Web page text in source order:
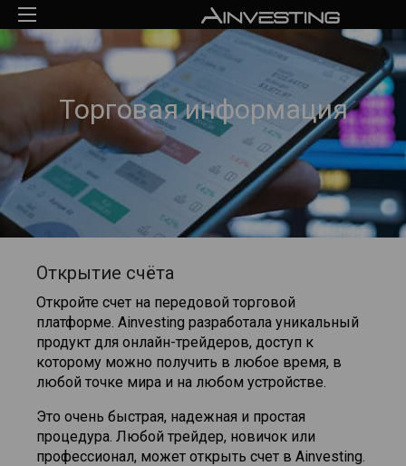
Торговая информация
Открытие счёта
Откройте счет на передовой торговой
платформе. Ainvesting разработала уникальный
продукт для онлайн-трейдеров, доступ к
которому можно получить в любое время, в
любой точке мира и на любом устройстве.
Это очень быстрая, надежная и простая
процедура. Любой трейдер, новичок или
профессионал, может открыть счет в Ainvesting.